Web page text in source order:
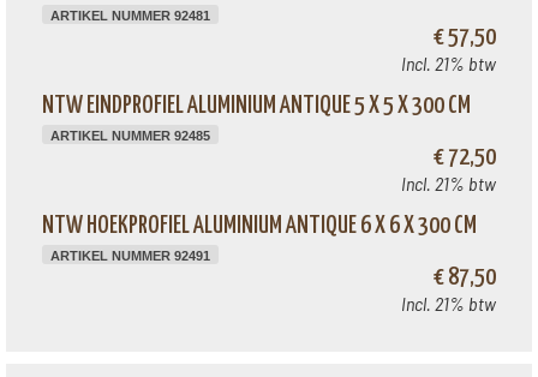
ARTIKEL NUMMER 92481
€ 57,50
Incl. 21% btw
NTW EINDPROFIEL ALUMINIUM ANTIQUE 5 X 5 X 300 CM
ARTIKEL NUMMER 92485
€ 72,50
Incl. 21% btw
NTW HOEKPROFIEL ALUMINIUM ANTIQUE 6 X 6 X 300 CM
ARTIKEL NUMMER 92491
€ 87,50
Incl. 21% btw